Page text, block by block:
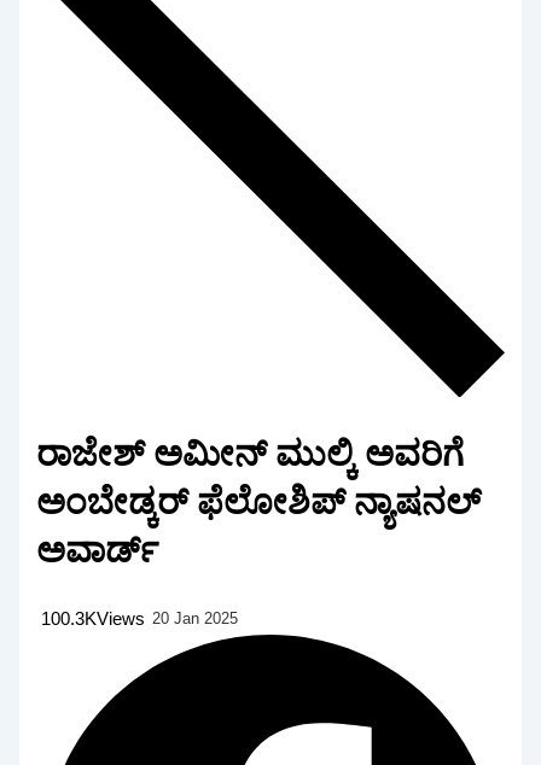
ರಾಜೇಶ್ ಅಮೀನ್ ಮುಲ್ಕಿ ಅವರಿಗೆ
ಅಂಬೇಡ್ಕರ್ ಫೆಲೋಶಿಪ್ ನ್ಯಾಷನಲ್
ಅವಾರ್ಡ್
100.3KViews 20 Jan 2025